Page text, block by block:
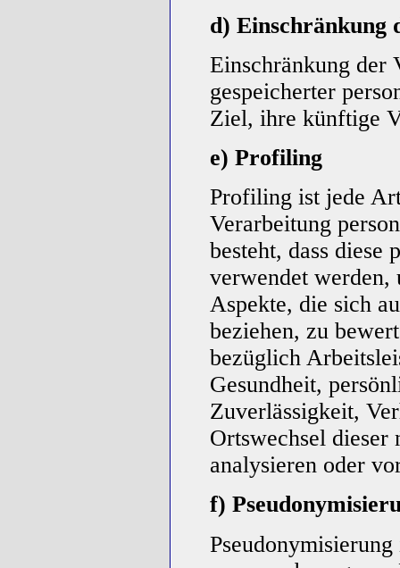
d) Einschränkung
Einschränkung der
gespeicherter
Ziel, ihre künftige
e) Profiling
Profiling ist jede
Verarbeitung
besteht, dass diese
verwendet werden,
Aspekte, die sich
beziehen, zu
bezüglich
Gesundheit,
Zuverlässigkeit,
Ortswechsel dieser
analysieren oder
f)